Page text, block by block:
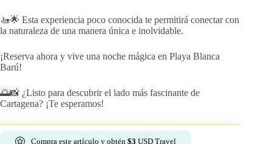
🚤🌟 Esta experiencia poco conocida te permitirá conectar con
la naturaleza de una manera única e inolvidable.
¡Reserva ahora y vive una noche mágica en Playa Blanca
Barú!
🌅📸 ¿Listo para descubrir el lado más fascinante de
Cartagena? ¡Te esperamos!
Compra este artículo y obtén $3 USD Travel